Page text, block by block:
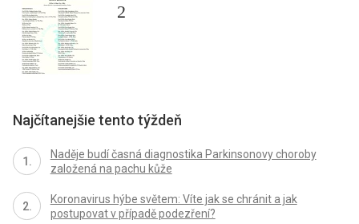
2
Najčítanejšie tento týždeň
Naděje budí časná diagnostika Parkinsonovy choroby
založená na pachu kůže
Koronavirus hýbe světem: Víte jak se chránit a jak
postupovat v případě podezření?